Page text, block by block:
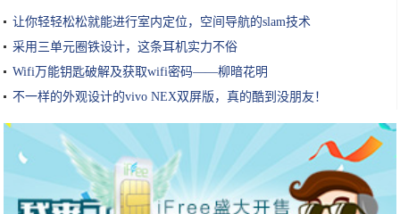
让你轻轻松松就能进行室内定位，空间导航的slam技术
采用三单元圈铁设计，这条耳机实力不俗
Wifi万能钥匙破解及获取wifi密码——柳暗花明
不一样的外观设计的vivo NEX双屏版，真的酷到没朋友！